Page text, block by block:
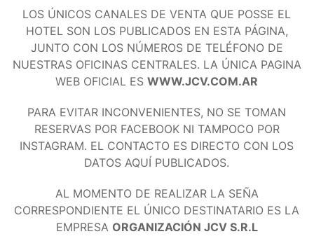
Tarifas y promociones
LOS ÚNICOS CANALES DE VENTA QUE POSSE EL
HOTEL SON LOS PUBLICADOS EN ESTA PÁGINA,
JUNTO CON LOS NÚMEROS DE TELÉFONO DE
NUESTRAS OFICINAS CENTRALES. LA ÚNICA PAGINA
WEB OFICIAL ESWWW.JCV.COM.AR
PARA EVITAR INCONVENIENTES, NO SE TOMAN
RESERVAS POR FACEBOOK NI TAMPOCO POR
INSTAGRAM. EL CONTACTO ES DIRECTO CON LOS
DATOS AQUÍ PUBLICADOS.
AL MOMENTO DE REALIZAR LA SEÑA
CORRESPONDIENTE EL ÚNICO DESTINATARIO ES LA
EMPRESA ORGANIZACIÓN JCV S.R.L